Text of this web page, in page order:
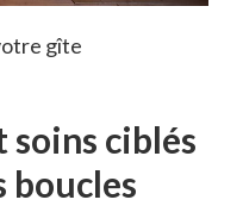
gîte
soins ciblés
boucles